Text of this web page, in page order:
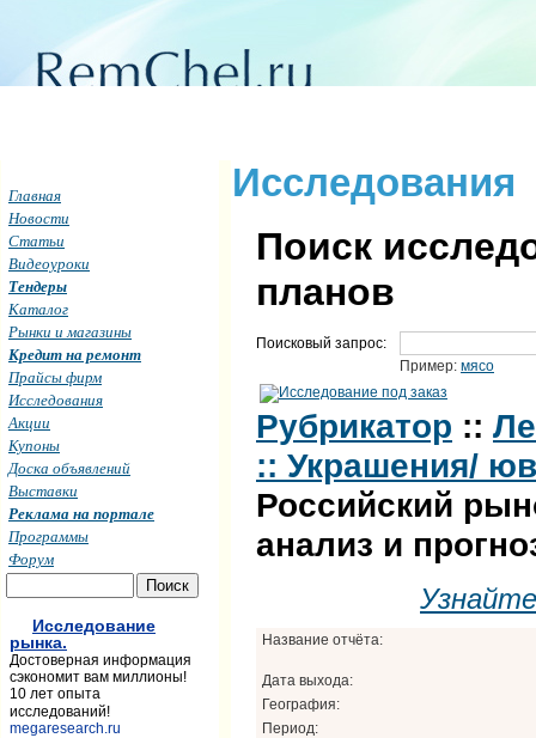
Исследования
Поиск
планов
Поисковый запрос:
Пример: мясо
Рубрикатор ::
:: Украшения/
Российский
анализ и
Название отчёта:
Дата выхода:
География:
Период:
Главная
Новости
Статьи
Видеоуроки
Тендеры
Каталог
Рынки и магазины
Кредит на ремонт
Прайсы фирм
Исследования
Акции
Купоны
Доска объявлений
Выставки
Реклама на портале
Программы
Форум
Исследование
рынка.
Достоверная информация
сэкономит вам миллионы!
10 лет опыта
исследований!
megaresearch.ru